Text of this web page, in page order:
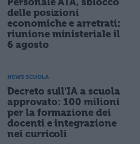
delle posizioni
economiche e arretrati:
riunione ministeriale il
6 agosto
NEWS SCUOLA
Decreto sull'IA a scuola
approvato: 100 milioni
per la formazione dei
docenti e integrazione
nei curricoli